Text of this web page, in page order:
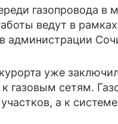
газопровода
ведут в
администрации
уже
газовым сетям.
а к